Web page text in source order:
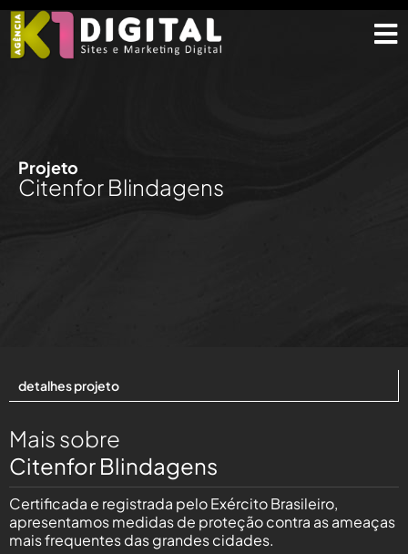
Projeto
Citenfor Blindagens
detalhes projeto
Mais sobre
Citenfor Blindagens
Certificada e registrada pelo Exército Brasileiro,
apresentamos medidas de proteção contra as ameaças
mais frequentes das grandes cidades.